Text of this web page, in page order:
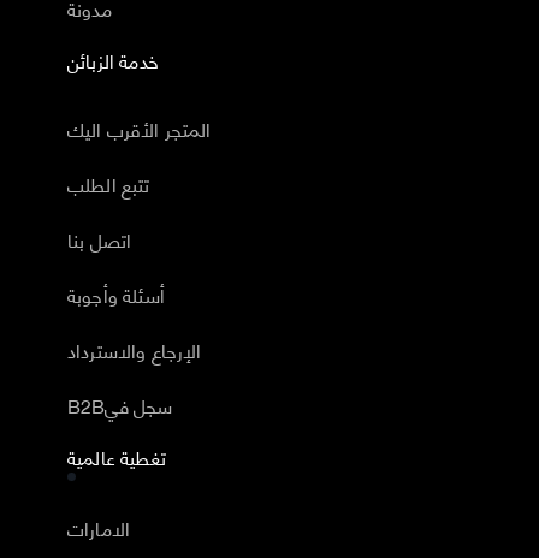
مدونة
خدمة الزبائن
المتجر الأقرب اليك
تتبع الطلب
اتصل بنا
أسئلة وأجوبة
الإرجاع والاسترداد
B2Bسجل في
تغطية عالمية
الامارات